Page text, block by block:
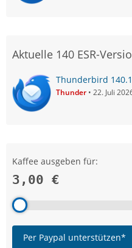
Aktuelle 140 ESR-
Thunderbird
Thunder 22. Juli
Kaffee ausgeben für:
3,00 €
Per Paypal unterstützen*